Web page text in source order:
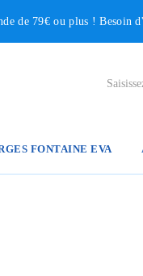
de 79€ ou plus ! Besoin
FONTAINE EVA